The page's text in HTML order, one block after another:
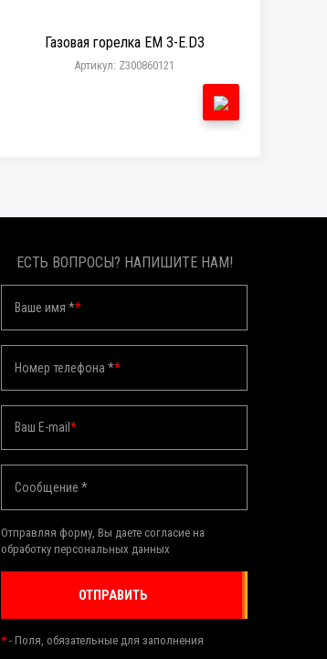
Газовая горелка EM 3-E.D3
Артикул: Z300860121
ЕСТЬ ВОПРОСЫ? НАПИШИТЕ НАМ!
Ваше имя **
Номер телефона **
Ваш E-mail *
Сообщение *
Отправляя форму, Вы даете согласие на
обработку персональных данных
ОТПРАВИТЬ
* - Поля, обязательные для заполнения